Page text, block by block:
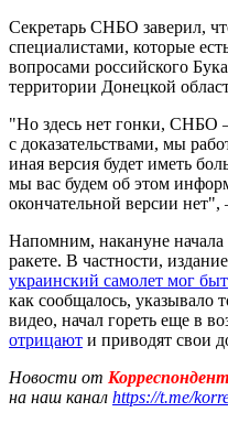
Секретарь СНБО заверил,
специалистами, которые
вопросами российского
территории Донецкой
"Но здесь нет гонки, СНБО
с доказательствами, мы
иная версия будет иметь
мы вас будем об этом
окончательной версии
Напомним, накануне начала
ракете. В частности,
украинский самолет мог
как сообщалось, указывало
видео, начал гореть еще в
отрицают и приводят свои
Новости от
на наш канал https://t.me/